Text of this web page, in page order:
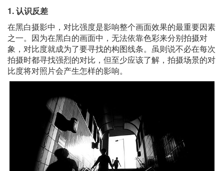
1. 认识反差
在黑白摄影中，对比强度是影响整个画面效果的最重要因素
之一。因为在黑白的画面中，无法依靠色彩来分别拍摄对
象，对比度就成为了要寻找的构图线条。虽则说不必在每次
拍摄时都寻找强烈的对比，但至少应该了解，拍摄场景的对
比度将对照片会产生怎样的影响。